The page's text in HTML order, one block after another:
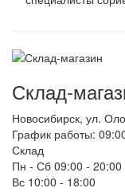
Склад-
Новосибирск, ул.
График работы:
Склад
Пн - Сб 09:00 - 20:00
Вс 10:00 - 18:00